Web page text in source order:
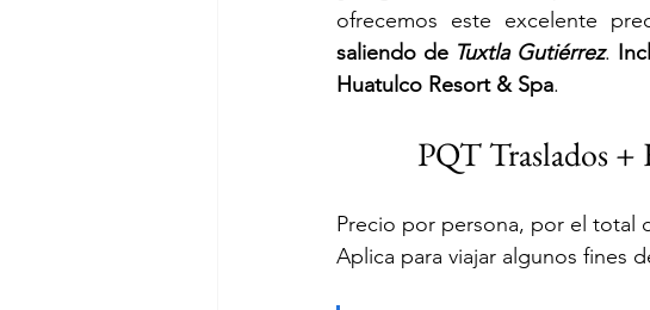
ofrecemos este excelente
saliendo de Tuxtla Gutiérrez.
Huatulco Resort & Spa.
PQT Traslados
Precio por persona, por el total
Aplica para viajar algunos fines